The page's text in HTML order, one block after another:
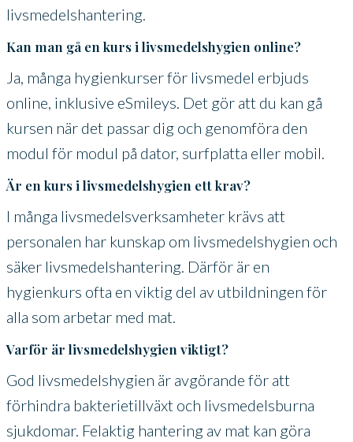
livsmedelshantering.
Kan man gå en kurs i livsmedelshygien online?
Ja, många hygienkurser för livsmedel erbjuds
online, inklusive eSmileys. Det gör att du kan gå
kursen när det passar dig och genomföra den
modul för modul på dator, surfplatta eller mobil.
Är en kurs i livsmedelshygien ett krav?
I många livsmedelsverksamheter krävs att
personalen har kunskap om livsmedelshygien och
säker livsmedelshantering. Därför är en
hygienkurs ofta en viktig del av utbildningen för
alla som arbetar med mat.
Varför är livsmedelshygien viktigt?
God livsmedelshygien är avgörande för att
förhindra bakterietillväxt och livsmedelsburna
sjukdomar. Felaktig hantering av mat kan göra